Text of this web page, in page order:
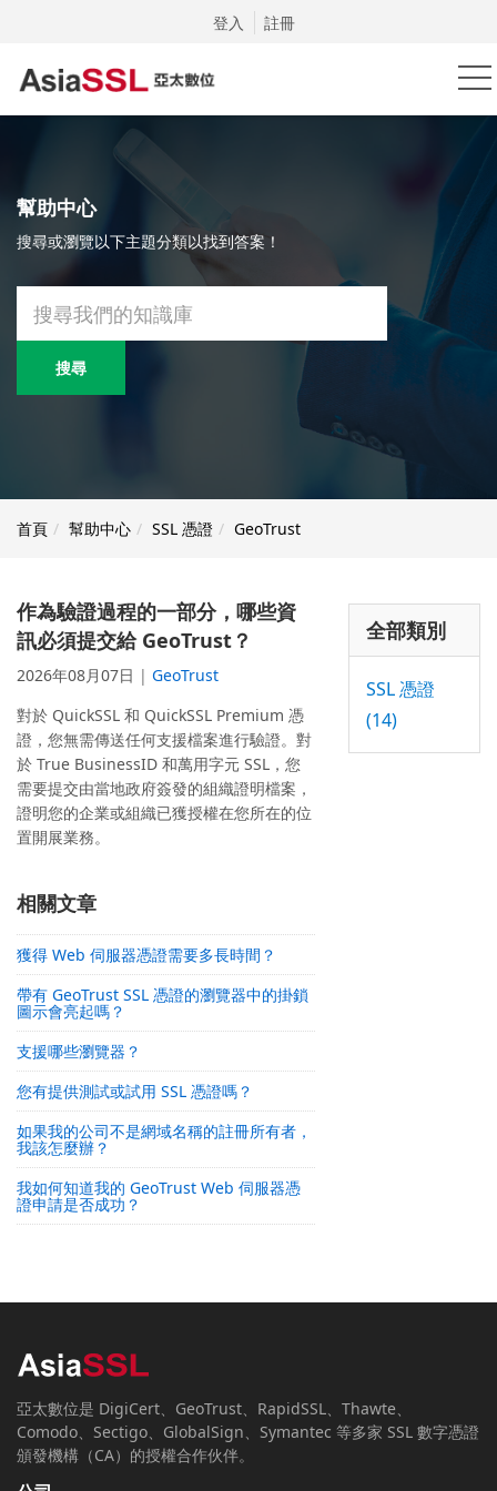
登入 註冊
幫助中心
搜尋或瀏覽以下主題分類以找到答案！
搜尋
首頁 幫助中心 SSL 憑證 GeoTrust
作為驗證過程的一部分，哪些資
訊必須提交給 GeoTrust？
2026年08月07日 | GeoTrust
對於 QuickSSL 和 QuickSSL Premium 憑
證，您無需傳送任何支援檔案進行驗證。對
於 True BusinessID 和萬用字元 SSL，您
需要提交由當地政府簽發的組織證明檔案，
證明您的企業或組織已獲授權在您所在的位
置開展業務。
相關文章
獲得 Web 伺服器憑證需要多長時間？
帶有 GeoTrust SSL 憑證的瀏覽器中的掛鎖
圖示會亮起嗎？
支援哪些瀏覽器？
您有提供測試或試用 SSL 憑證嗎？
如果我的公司不是網域名稱的註冊所有者，
我該怎麼辦？
我如何知道我的 GeoTrust Web 伺服器憑
證申請是否成功？
全部類別
SSL 憑證
(14)
亞太數位是 DigiCert、GeoTrust、RapidSSL、Thawte、
Comodo、Sectigo、GlobalSign、Symantec 等多家 SSL 數字憑證
頒發機構（CA）的授權合作伙伴。